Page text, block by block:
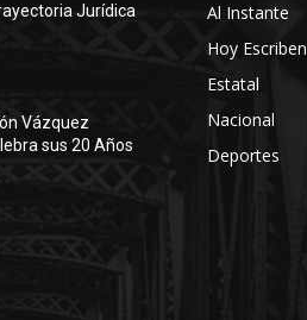
Jurídica
Vázquez
sus 20 Años
Al Instante
Hoy Escriben
Estatal
Nacional
Deportes